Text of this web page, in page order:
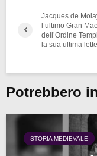
Jacques de
l’ultimo Gran
dell’Ordine
la sua ultima
Potrebbero
STORIA MEDIEVALE